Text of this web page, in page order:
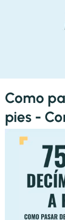
Como
pies -